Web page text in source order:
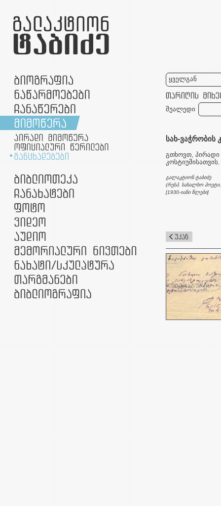
ყველგან
შუალედი
სახ-ვაჭრობის
გთხოვთ, პირადი
კოსტიუმისათვის.
გალაკტიონ ტაბიძე
(რესპ. სახალხო
[1930-იანი წლები]